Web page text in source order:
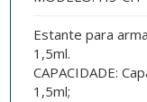
Estante para
1,5ml.
CAPACIDADE:
1,5ml;